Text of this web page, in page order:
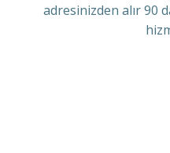
adresinizden alır 90